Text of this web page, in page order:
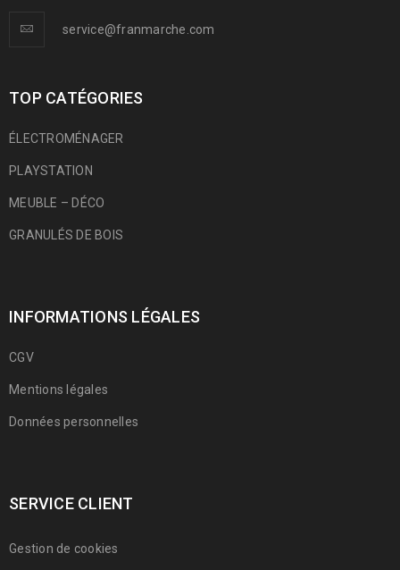
service@franmarche.com
TOP CATÉGORIES
ÉLECTROMÉNAGER
PLAYSTATION
MEUBLE – DÉCO
GRANULÉS DE BOIS
INFORMATIONS LÉGALES
CGV
Mentions légales
Données personnelles
SERVICE CLIENT
Gestion de cookies